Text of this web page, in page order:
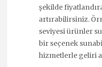
şekilde
artırabilirsiniz.
seviyesi ürünler
bir seçenek
hizmetlerle geliri